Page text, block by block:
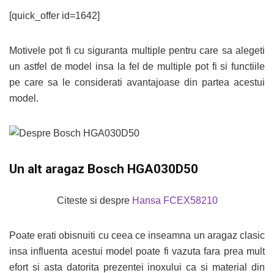
[quick_offer id=1642]
Motivele pot fi cu siguranta multiple pentru care sa alegeti
un astfel de model insa la fel de multiple pot fi si functiile
pe care sa le considerati avantajoase din partea acestui
model.
Un alt aragaz Bosch HGA030D50
Citeste si despre Hansa FCEX58210
Poate erati obisnuiti cu ceea ce inseamna un aragaz clasic
insa influenta acestui model poate fi vazuta fara prea mult
efort si asta datorita prezentei inoxului ca si material din